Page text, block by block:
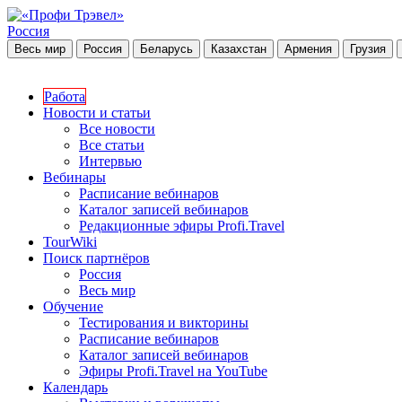
Россия
Весь мир Россия Беларусь Казахстан Армения Грузия
Работа
Новости и статьи
Все новости
Все статьи
Интервью
Вебинары
Расписание вебинаров
Каталог записей вебинаров
Редакционные эфиры Profi.Travel
TourWiki
Поиск партнёров
Россия
Весь мир
Обучение
Тестирования и викторины
Расписание вебинаров
Каталог записей вебинаров
Эфиры Profi.Travel на YouTube
Календарь